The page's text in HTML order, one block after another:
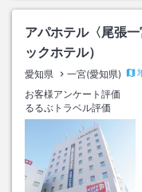
アパホテル〈尾張
ックホテル）
愛知県 一宮(愛知県)
お客様アンケート評価
るるぶトラベル評価